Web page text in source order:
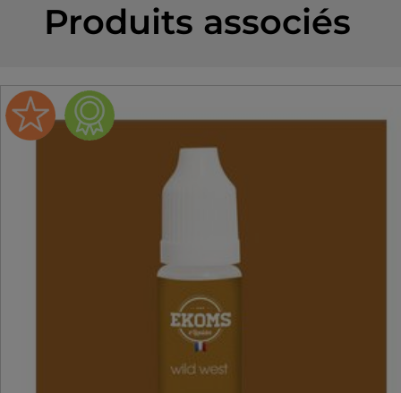
Produits associés